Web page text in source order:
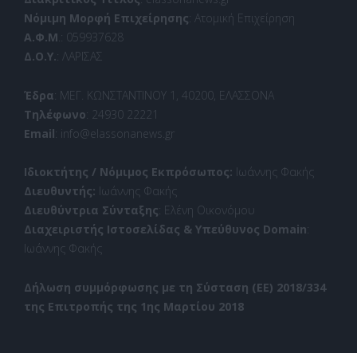
Νόμιμη Μορφή Επιχείρησης: Ατομική Επιχείρηση
Α.Φ.Μ.: 059937628
Δ.Ο.Υ.: ΛΑΡΙΣΑΣ
Έδρα: ΜΕΓ. ΚΩΝΣΤΑΝΤΙΝΟΥ 1, 40200, ΕΛΑΣΣΟΝΑ
Τηλέφωνο: 24930 22221
Email: info@elassonanews.gr
Ιδιοκτήτης / Νόμιμος Εκπρόσωπος: Ιωάννης Φακής
Διευθυντής: Ιωάννης Φακής
Διευθύντρια Σύνταξης: Ελένη Οικονόμου
Διαχειριστής Ιστοσελίδας & Υπεύθυνος Domain:
Ιωάννης Φακής
Δήλωση συμμόρφωσης με τη Σύσταση (ΕΕ) 2018/334
της Επιτροπής της 1ης Μαρτίου 2018